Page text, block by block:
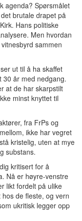
agenda? Spørsmålet
brutale drapet på
Hans politiske
Men hvordan
sammen
ut til å ha skaffet
30 år med nedgang.
at de har skarpstilt
minst knyttet til
fra FrPs og
ikke har vegret
kristelig, uten at mye
substans.
kritisert for å
Nå er høyre-venstre
likt fordelt på ulike
de fleste, og vern
ukritisk legger opp